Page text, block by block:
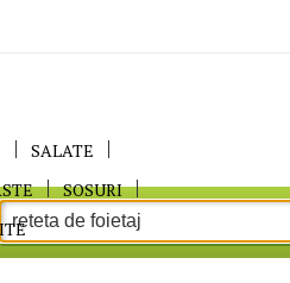
SALATE
SOSURI